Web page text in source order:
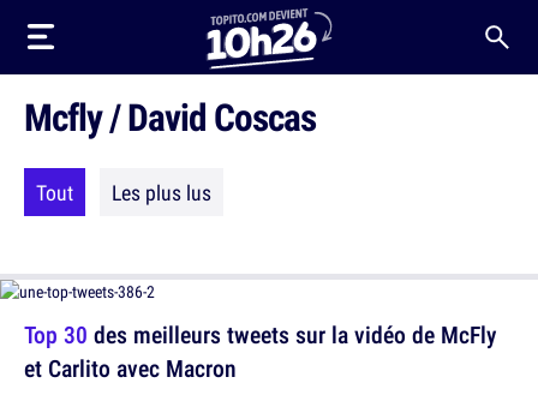
Mcfly / David Coscas
Tout Les plus lus
Top 30 des meilleurs tweets sur la vidéo de McFly
et Carlito avec Macron